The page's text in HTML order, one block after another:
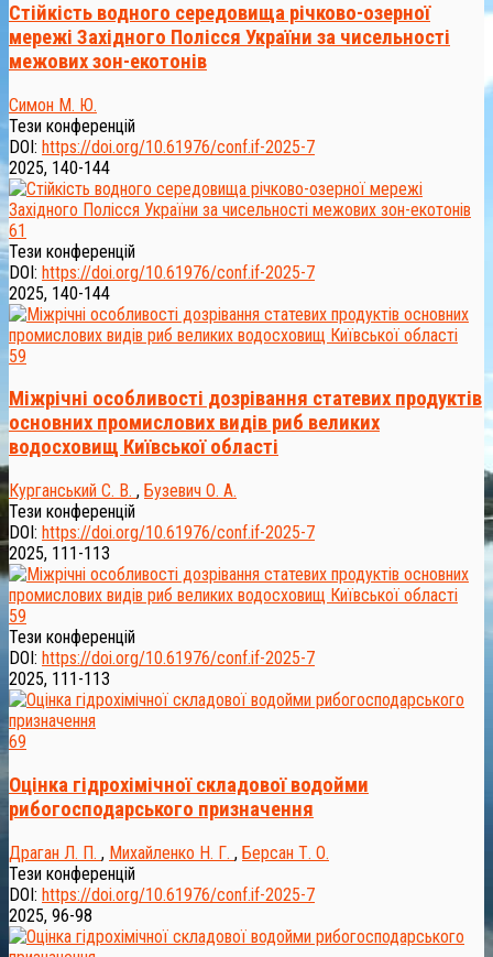
Стійкість водного середовища річково-озерної
мережі Західного Полісся України за чисельності
межових зон-екотонів
Симон М. Ю.
Тези конференцій
DOI: https://doi.org/10.61976/conf.if-2025-7
2025, 140-144
61
Тези конференцій
DOI: https://doi.org/10.61976/conf.if-2025-7
2025, 140-144
59
Міжрічні особливості дозрівання статевих продуктів
основних промислових видів риб великих
водосховищ Київської області
Курганський С. В. , Бузевич О. А.
Тези конференцій
DOI: https://doi.org/10.61976/conf.if-2025-7
2025, 111-113
59
Тези конференцій
DOI: https://doi.org/10.61976/conf.if-2025-7
2025, 111-113
69
Оцінка гідрохімічної складової водойми
рибогосподарського призначення
Драган Л. П. , Михайленко Н. Г. , Берсан Т. О.
Тези конференцій
DOI: https://doi.org/10.61976/conf.if-2025-7
2025, 96-98